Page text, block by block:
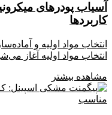
آسیاب پودرهای
کاربردها
انتخاب مواد اولیه و
انتخاب مواد اولیه آغاز
مشاهده بیشتر